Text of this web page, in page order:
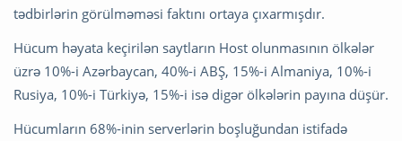
tədbirlərin görülməməsi faktını ortaya çıxarmışdır.
Hücum həyata keçirilən saytların Host olunmasının ölkələr
üzrə 10%-i Azərbaycan, 40%-i ABŞ, 15%-i Almaniya, 10%-i
Rusiya, 10%-i Türkiyə, 15%-i isə digər ölkələrin payına düşür.
Hücumların 68%-inin serverlərin boşluğundan istifadə